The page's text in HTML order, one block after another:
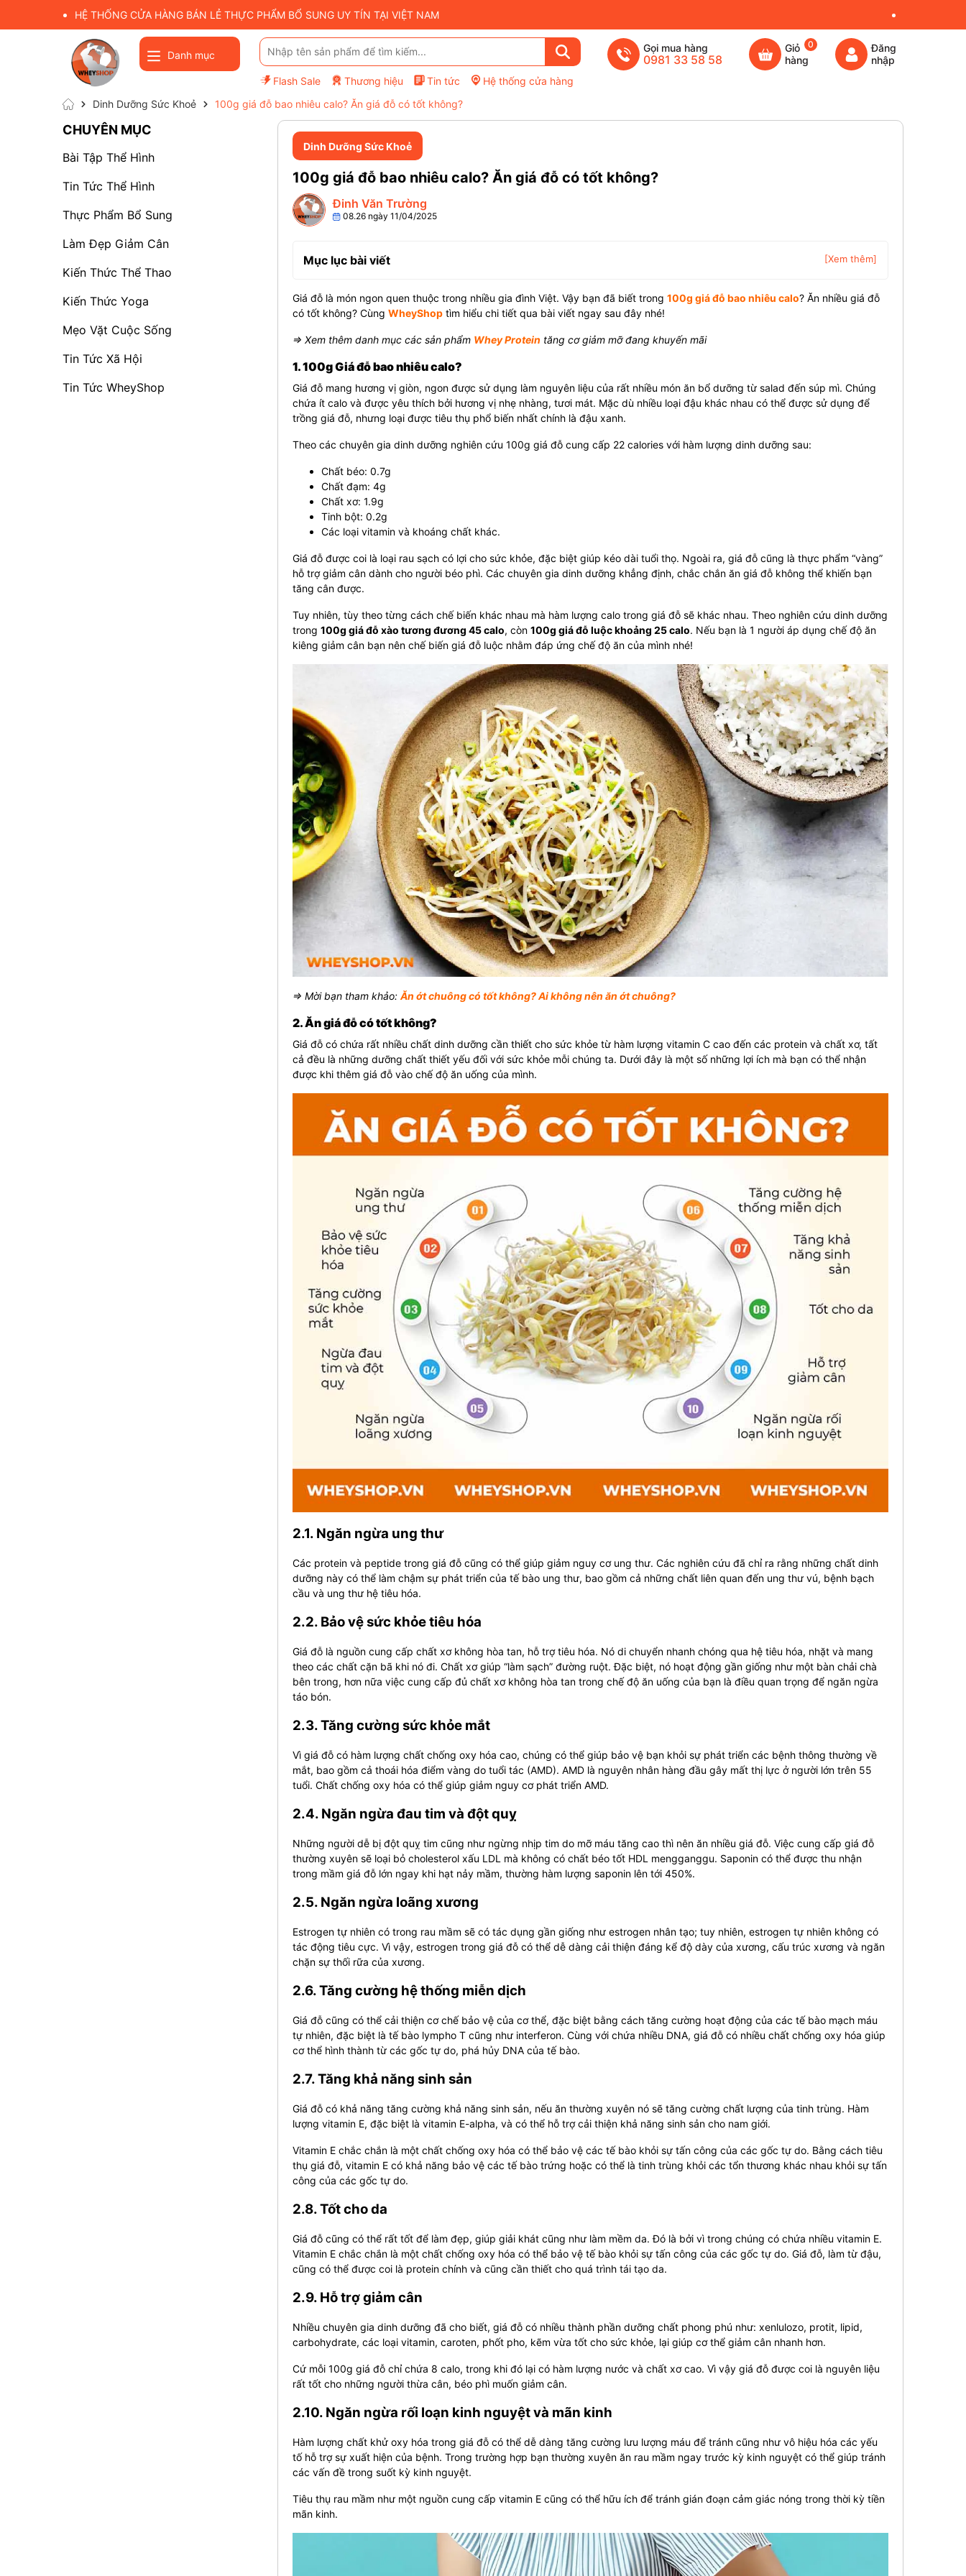
HỆ THỐNG CỬA HÀNG BÁN LẺ THỰC PHẨM BỔ SUNG UY TÍN TẠI VIỆT NAM
Danh mục
Flash Sale Thương hiệu Tin tức Hệ thống cửa hàng
Gọi mua hàng
0981 33 58 58
Giỏ
hàng
0
Đăng
nhập
Dinh Dưỡng Sức Khoẻ 100g giá đỗ bao nhiêu calo? Ăn giá đỗ có tốt không?
Dinh Dưỡng Sức Khoẻ
100g giá đỗ bao nhiêu calo? Ăn giá đỗ có tốt không?
Đinh Văn Trường
08.26 ngày 11/04/2025
Mục lục bài viết [Xem thêm]
Giá đỗ là món ngon quen thuộc trong nhiều gia đình Việt. Vậy bạn đã biết trong 100g giá đỗ bao nhiêu calo? Ăn nhiều giá đỗ
có tốt không? Cùng WheyShop tìm hiểu chi tiết qua bài viết ngay sau đây nhé!
⇒ Xem thêm danh mục các sản phẩm Whey Protein tăng cơ giảm mỡ đang khuyến mãi
1. 100g Giá đỗ bao nhiêu calo?
Giá đỗ mang hương vị giòn, ngon được sử dụng làm nguyên liệu của rất nhiều món ăn bổ dưỡng từ salad đến súp mì. Chúng
chứa ít calo và được yêu thích bởi hương vị nhẹ nhàng, tươi mát. Mặc dù nhiều loại đậu khác nhau có thể được sử dụng để
trồng giá đỗ, nhưng loại được tiêu thụ phổ biến nhất chính là đậu xanh.
Theo các chuyên gia dinh dưỡng nghiên cứu 100g giá đỗ cung cấp 22 calories với hàm lượng dinh dưỡng sau:
Chất béo: 0.7g
Chất đạm: 4g
Chất xơ: 1.9g
Tinh bột: 0.2g
Các loại vitamin và khoáng chất khác.
Giá đỗ được coi là loại rau sạch có lợi cho sức khỏe, đặc biệt giúp kéo dài tuổi thọ. Ngoài ra, giá đỗ cũng là thực phẩm “vàng”
hỗ trợ giảm cân dành cho người béo phì. Các chuyên gia dinh dưỡng khẳng định, chắc chắn ăn giá đỗ không thể khiến bạn
tăng cân được.
Tuy nhiên, tùy theo từng cách chế biến khác nhau mà hàm lượng calo trong giá đỗ sẽ khác nhau. Theo nghiên cứu dinh dưỡng
trong 100g giá đỗ xào tương đương 45 calo, còn 100g giá đỗ luộc khoảng 25 calo. Nếu bạn là 1 người áp dụng chế độ ăn
kiêng giảm cân bạn nên chế biến giá đỗ luộc nhằm đáp ứng chế độ ăn của mình nhé!
⇒ Mời bạn tham khảo:Ăn ớt chuông có tốt không? Ai không nên ăn ớt chuông?
2. Ăn giá đỗ có tốt không?
Giá đỗ có chứa rất nhiều chất dinh dưỡng cần thiết cho sức khỏe từ hàm lượng vitamin C cao đến các protein và chất xơ, tất
cả đều là những dưỡng chất thiết yếu đối với sức khỏe mỗi chúng ta. Dưới đây là một số những lợi ích mà bạn có thể nhận
được khi thêm giá đỗ vào chế độ ăn uống của mình.
2.1. Ngăn ngừa ung thư
Các protein và peptide trong giá đỗ cũng có thể giúp giảm nguy cơ ung thư. Các nghiên cứu đã chỉ ra rằng những chất dinh
dưỡng này có thể làm chậm sự phát triển của tế bào ung thư, bao gồm cả những chất liên quan đến ung thư vú, bệnh bạch
cầu và ung thư hệ tiêu hóa.
2.2. Bảo vệ sức khỏe tiêu hóa
Giá đỗ là nguồn cung cấp chất xơ không hòa tan, hỗ trợ tiêu hóa. Nó di chuyển nhanh chóng qua hệ tiêu hóa, nhặt và mang
theo các chất cặn bã khi nó đi. Chất xơ giúp “làm sạch” đường ruột. Đặc biệt, nó hoạt động gần giống như một bàn chải chà
bên trong, hơn nữa việc cung cấp đủ chất xơ không hòa tan trong chế độ ăn uống của bạn là điều quan trọng để ngăn ngừa
táo bón.
2.3. Tăng cường sức khỏe mắt
Vì giá đỗ có hàm lượng chất chống oxy hóa cao, chúng có thể giúp bảo vệ bạn khỏi sự phát triển các bệnh thông thường về
mắt, bao gồm cả thoái hóa điểm vàng do tuổi tác (AMD). AMD là nguyên nhân hàng đầu gây mất thị lực ở người lớn trên 55
tuổi. Chất chống oxy hóa có thể giúp giảm nguy cơ phát triển AMD.
2.4. Ngăn ngừa đau tim và đột quỵ
Những người dễ bị đột quỵ tim cũng như ngừng nhịp tim do mỡ máu tăng cao thì nên ăn nhiều giá đỗ. Việc cung cấp giá đỗ
thường xuyên sẽ loại bỏ cholesterol xấu LDL mà không có chất béo tốt HDL mengganggu. Saponin có thể được thu nhận
trong mầm giá đỗ lớn ngay khi hạt nảy mầm, thường hàm lượng saponin lên tới 450%.
2.5. Ngăn ngừa loãng xương
Estrogen tự nhiên có trong rau mầm sẽ có tác dụng gần giống như estrogen nhân tạo; tuy nhiên, estrogen tự nhiên không có
tác động tiêu cực. Vì vậy, estrogen trong giá đỗ có thể dễ dàng cải thiện đáng kể độ dày của xương, cấu trúc xương và ngăn
chặn sự thối rữa của xương.
2.6. Tăng cường hệ thống miễn dịch
Giá đỗ cũng có thể cải thiện cơ chế bảo vệ của cơ thể, đặc biệt bằng cách tăng cường hoạt động của các tế bào mạch máu
tự nhiên, đặc biệt là tế bào lympho T cũng như interferon. Cùng với chứa nhiều DNA, giá đỗ có nhiều chất chống oxy hóa giúp
cơ thể hình thành từ các gốc tự do, phá hủy DNA của tế bào.
2.7. Tăng khả năng sinh sản
Giá đỗ có khả năng tăng cường khả năng sinh sản, nếu ăn thường xuyên nó sẽ tăng cường chất lượng của tinh trùng. Hàm
lượng vitamin E, đặc biệt là vitamin E-alpha, và có thể hỗ trợ cải thiện khả năng sinh sản cho nam giới.
Vitamin E chắc chắn là một chất chống oxy hóa có thể bảo vệ các tế bào khỏi sự tấn công của các gốc tự do. Bằng cách tiêu
thụ giá đỗ, vitamin E có khả năng bảo vệ các tế bào trứng hoặc có thể là tinh trùng khỏi các tổn thương khác nhau khỏi sự tấn
công của các gốc tự do.
2.8. Tốt cho da
Giá đỗ cũng có thể rất tốt để làm đẹp, giúp giải khát cũng như làm mềm da. Đó là bởi vì trong chúng có chứa nhiều vitamin E.
Vitamin E chắc chắn là một chất chống oxy hóa có thể bảo vệ tế bào khỏi sự tấn công của các gốc tự do. Giá đỗ, làm từ đậu,
cũng có thể được coi là protein chính và cũng cần thiết cho quá trình tái tạo da.
2.9. Hỗ trợ giảm cân
Nhiều chuyên gia dinh dưỡng đã cho biết, giá đỗ có nhiều thành phần dưỡng chất phong phú như: xenlulozo, protit, lipid,
carbohydrate, các loại vitamin, caroten, phốt pho, kẽm vừa tốt cho sức khỏe, lại giúp cơ thể giảm cân nhanh hơn.
Cứ mỗi 100g giá đỗ chỉ chứa 8 calo, trong khi đó lại có hàm lượng nước và chất xơ cao. Vì vậy giá đỗ được coi là nguyên liệu
rất tốt cho những người thừa cân, béo phì muốn giảm cân.
2.10. Ngăn ngừa rối loạn kinh nguyệt và mãn kinh
Hàm lượng chất khử oxy hóa trong giá đỗ có thể dễ dàng tăng cường lưu lượng máu để tránh cũng như vô hiệu hóa các yếu
tố hỗ trợ sự xuất hiện của bệnh. Trong trường hợp bạn thường xuyên ăn rau mầm ngay trước kỳ kinh nguyệt có thể giúp tránh
các vấn đề trong suốt kỳ kinh nguyệt.
Tiêu thụ rau mầm như một nguồn cung cấp vitamin E cũng có thể hữu ích để tránh gián đoạn cảm giác nóng trong thời kỳ tiền
mãn kinh.
CHUYÊN MỤC
Bài Tập Thể Hình
Tin Tức Thể Hình
Thực Phẩm Bổ Sung
Làm Đẹp Giảm Cân
Kiến Thức Thể Thao
Kiến Thức Yoga
Mẹo Vặt Cuộc Sống
Tin Tức Xã Hội
Tin Tức WheyShop